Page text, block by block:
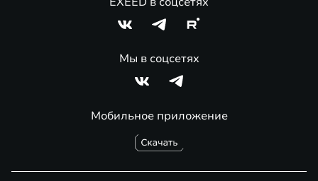
Мобильное приложение
Мы в соцсетях